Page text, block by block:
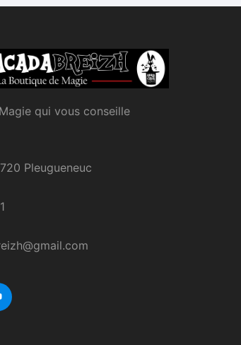
qui vous conseille
Pleugueneuc